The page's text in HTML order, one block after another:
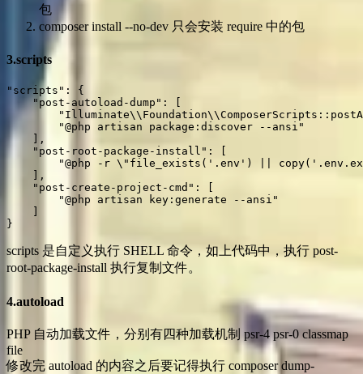
包
composer install --no-dev 只会安装 require 中的包
3.scripts
"scripts": {
    "post-autoload-dump": [
        "@php artisan package:discover --ansi"
    ],
    "post-root-package-install": [
"@php -r \"file_exists('.env') ||
    ],
    "post-create-project-cmd": [
        "@php artisan key:generate --ansi"
}
scripts 是自定义执行 SHELL 命令，如上代码中，执行 post-
root-package-install 执行复制文件。
4.autoload
PHP 自动加载文件，分别有四种加载机制 psr-4 psr-0 classmap
file
修改完 autoload 的内容之后要记得执行 composer dump-